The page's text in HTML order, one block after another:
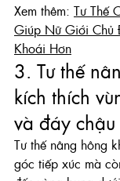
Xem thêm: Tư Thế
Giúp Nữ Giới Chủ
Khoái Hơn
3. Tư thế
kích thích
và đáy chậu
Tư thế nâng hông
góc tiếp xúc mà